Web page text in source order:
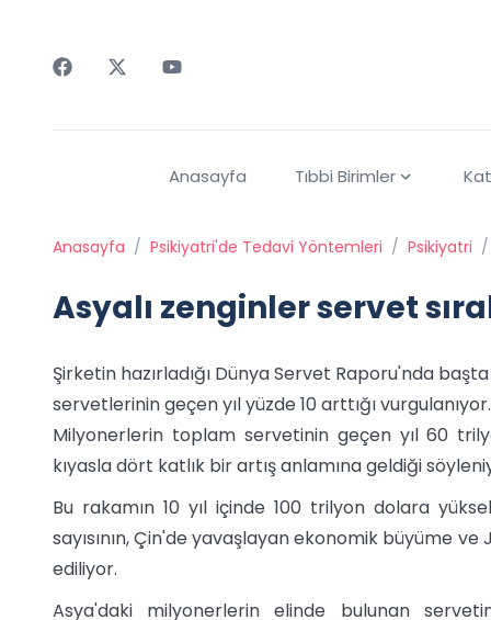
Anasayfa Tıbbi Birimler
Anasayfa / Psikiyatri'de Tedavi Yöntemleri / Psikiyatri /
Asyalı zenginler servet
Şirketin hazırladığı Dünya Servet Raporu'nda
servetlerinin geçen yıl yüzde 10 arttığı vurgulanıyor.
Milyonerlerin toplam servetinin geçen yıl 60
kıyasla dört katlık bir artış anlamına geldiği
Bu rakamın 10 yıl içinde 100 trilyon dolara
sayısının, Çin'de yavaşlayan ekonomik büyüme
ediliyor.
Asya'daki milyonerlerin elinde bulunan